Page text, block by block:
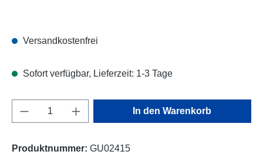
Versandkostenfrei
Sofort verfügbar, Lieferzeit: 1-3 Tage
Produkt Anzahl: Gib den gewünschten
In den Warenkorb
Produktnummer: GU02415